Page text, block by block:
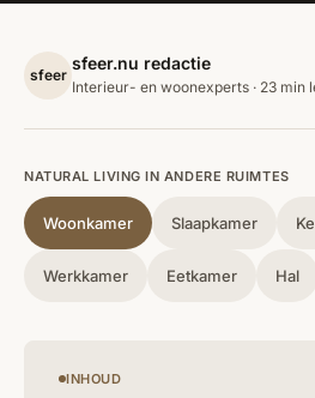
sfeer
sfeer.nu redactie
Interieur- en woonexperts · 23 min
NATURAL LIVING IN ANDERE RUIMTES
Woonkamer Slaapkamer
Werkkamer Eetkamer Hal
INHOUD